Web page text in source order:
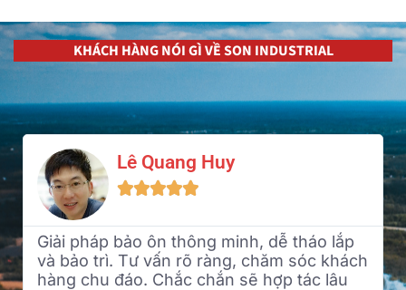
KHÁCH HÀNG NÓI GÌ VỀ SON INDUSTRIAL
tháo lắp
sóc khách
tác lâu
Phạm Văn Dũng
Dịch vụ chuyên nghiệp, sản
chất lượng. Sau khi lắp đặt tiết
chi phí năng lượng đáng kể. Rất